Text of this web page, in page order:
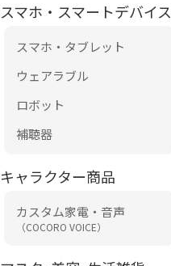
スマホ・スマートデバイス
スマホ・タブレット
ウェアラブル
ロボット
補聴器
キャラクター商品
カスタム家電・音声
（COCORO VOICE）